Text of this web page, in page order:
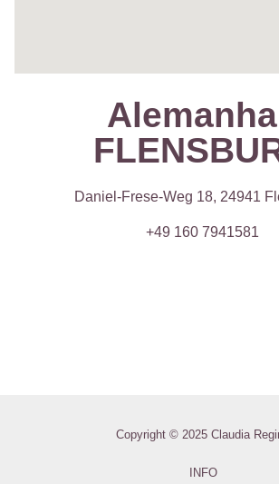
Daniel-Frese-Weg 18, 24941
+49 160 7941581
Copyright © 2025 Claudia
INFO